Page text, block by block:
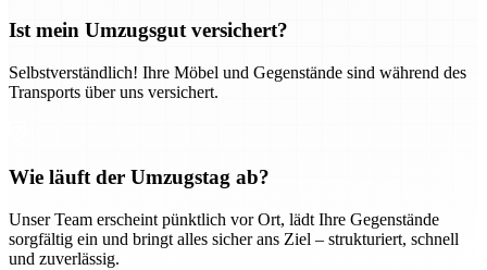
Ist mein Umzugsgut versichert?
Selbstverständlich! Ihre Möbel und Gegenstände sind während des
Transports über uns versichert.
Wie läuft der Umzugstag ab?
Unser Team erscheint pünktlich vor Ort, lädt Ihre Gegenstände
sorgfältig ein und bringt alles sicher ans Ziel – strukturiert, schnell
und zuverlässig.